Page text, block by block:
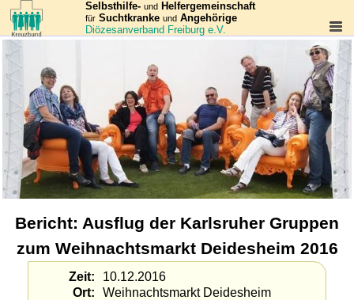
Selbsthilfe- und Helfergemeinschaft
für Suchtkranke und Angehörige
Diözesanverband Freiburg e.V.
Bericht: Ausflug der Karlsruher Gruppen
zum Weihnachtsmarkt Deidesheim 2016
Zeit
10.12.2016
Ort
Weihnachtsmarkt Deidesheim